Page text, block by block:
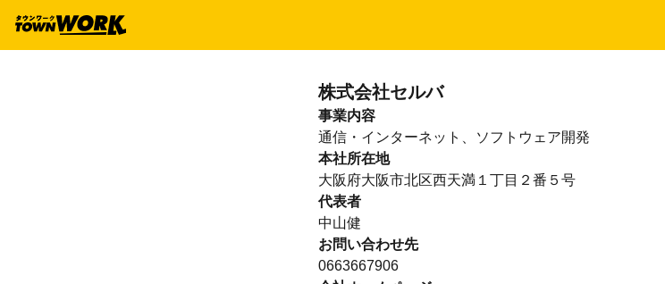
株式会社セルバ
事業内容
通信・インターネット、ソフトウェア開発
本社所在地
大阪府大阪市北区西天満１丁目２番５号
代表者
中山健
お問い合わせ先
0663667906